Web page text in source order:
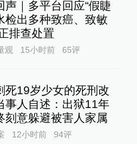
声｜多平台回应“假睫
检出多种致癌、致敏
排查处置
观 15小时前 65评
死19岁少女的死刑改
事人自述：出狱11年
刻意躲避被害人家属
12小时前 94评